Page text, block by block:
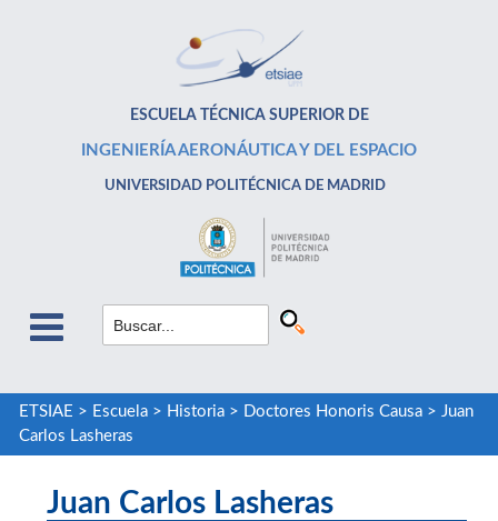
ESCUELA TÉCNICA SUPERIOR DE
INGENIERÍA AERONÁUTICA Y DEL ESPACIO
UNIVERSIDAD POLITÉCNICA DE MADRID
ETSIAE > Escuela> Historia> Doctores Honoris Causa> Juan
Carlos Lasheras
Juan Carlos Lasheras